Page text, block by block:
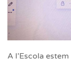
A l’Escola